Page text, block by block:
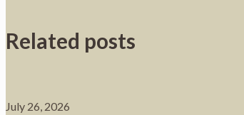
Related posts
July 26, 2026